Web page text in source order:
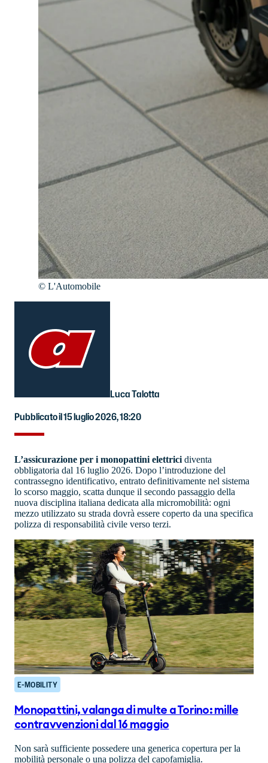
© L'Automobile
Luca Talotta
Pubblicato il 15 luglio 2026, 18:20
L’assicurazione per i monopattini elettrici diventa
obbligatoria dal 16 luglio 2026. Dopo l’introduzione del
contrassegno identificativo, entrato definitivamente nel sistema
lo scorso maggio, scatta dunque il secondo passaggio della
nuova disciplina italiana dedicata alla micromobilità: ogni
mezzo utilizzato su strada dovrà essere coperto da una specifica
polizza di responsabilità civile verso terzi.
E-MOBILITY
Monopattini, valanga di multe a Torino: mille
contravvenzioni dal 16 maggio
Non sarà sufficiente possedere una generica copertura per la
mobilità personale o una polizza del capofamiglia.